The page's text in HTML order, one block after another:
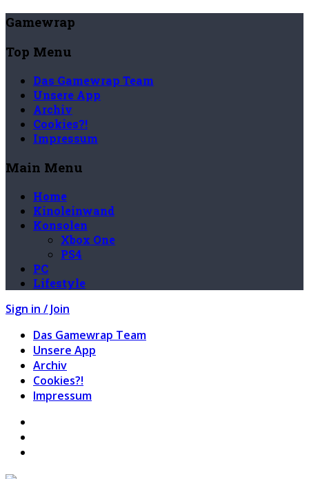
Gamewrap
Top Menu
Das Gamewrap Team
Unsere App
Archiv
Cookies?!
Impressum
Main Menu
Home
Kinoleinwand
Konsolen
Xbox One
PS4
PC
Lifestyle
Sign in / Join
Das Gamewrap Team
Unsere App
Archiv
Cookies?!
Impressum